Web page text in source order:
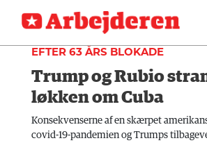
SEKTIONER
ARBEJDEREN
MENER
FAGLIGT
SOUNDCLOUD
ABONNER
LOG IND
EFTER 63 ÅRS BLOKADE
Trump og Rubio
løkken om Cuba
Konsekvenserne af en skærpet
covid-19-pandemien og Trumps